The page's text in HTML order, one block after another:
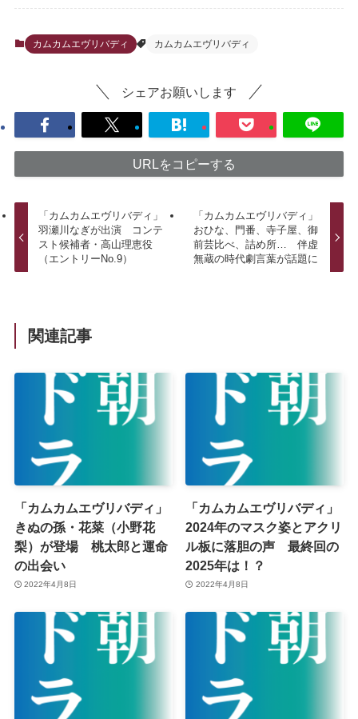
カムカムエヴリバディ カムカムエヴリバディ
シェアお願いします
URLをコピーする
「カムカムエヴリバディ」
羽瀬川なぎが出演 コンテ
スト候補者・高山理恵役
（エントリーNo.9）
「カムカムエヴリバディ」
おひな、門番、寺子屋、御
前芸比べ、詰め所… 伴虚
無蔵の時代劇言葉が話題に
関連記事
「カムカムエヴリバディ」
きぬの孫・花菜（小野花
梨）が登場 桃太郎と運命
の出会い
2022年4月8日
「カムカムエヴリバディ」
2024年のマスク姿とアクリ
ル板に落胆の声 最終回の
2025年は！？
2022年4月8日